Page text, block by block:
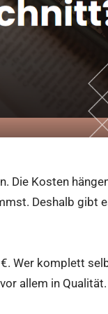
Die Kosten
Deshalb gibt
Wer komplett
allem in